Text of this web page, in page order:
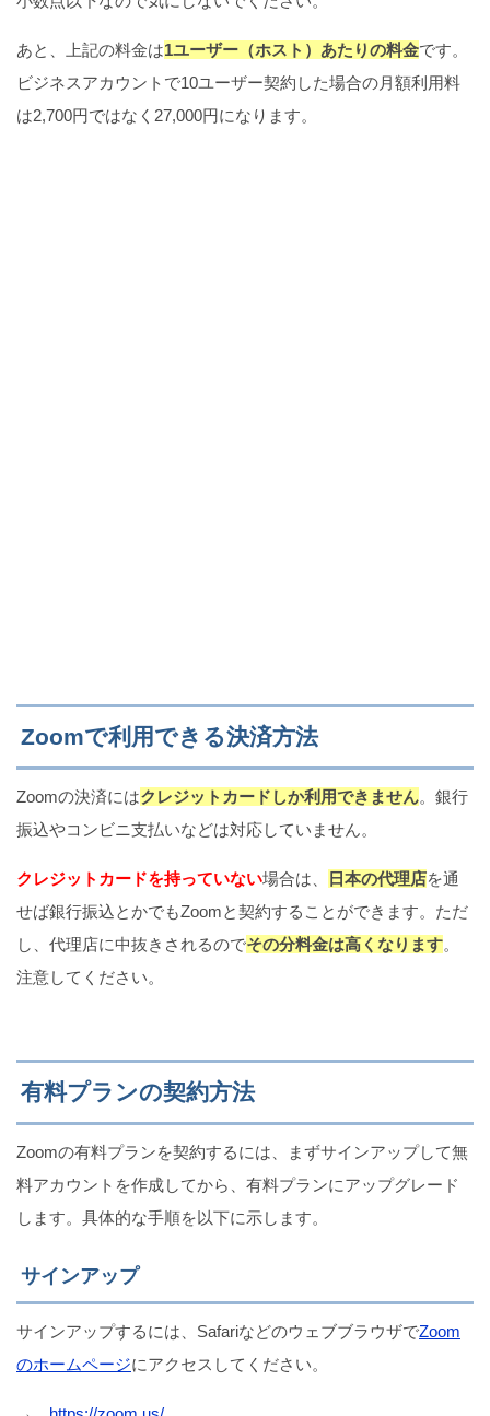
あと、上記の料金は1ユーザー（ホスト）あたりの料金です。
ビジネスアカウントで10ユーザー契約した場合の月額利用料
は2,700円ではなく27,000円になります。
Zoomで利用できる決済方法
Zoomの決済にはクレジットカードしか利用できません。銀行
振込やコンビニ支払いなどは対応していません。
クレジットカードを持っていない場合は、 日本の代理店を通
せば銀行振込とかでもZoomと契約することができます。ただ
し、代理店に中抜きされるのでその分料金は高くなります。
注意してください。
有料プランの契約方法
Zoomの有料プランを契約するには、まずサインアップして無
料アカウントを作成してから、有料プランにアップグレード
します。具体的な手順を以下に示します。
サインアップ
サインアップするには、SafariなどのウェブブラウザでZoom
のホームページにアクセスしてください。